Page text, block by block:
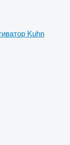
Kuhn